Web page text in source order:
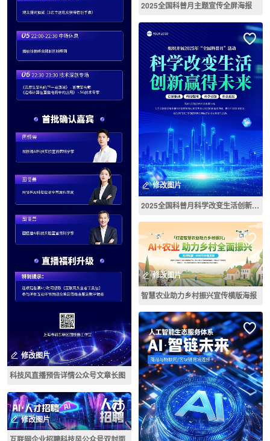
修改图片
科技风直播预告详情公众号文章长图
修改图片
2025全国科普月主题宣传全屏海报
修改图片
2025全国科普月科学改变生活创新赢得未来主题宣传竖版海报
修改图片
智慧农业助力乡村振兴宣传横版海报